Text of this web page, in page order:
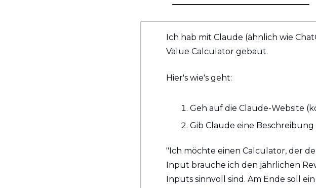
Ich hab mit Claude (ähnlich wie
Value Calculator gebaut.
Hier's wie's geht:
Geh auf die Claude-Website
Gib Claude eine
"Ich möchte einen Calculator, der
Input brauche ich den jährlichen
Inputs sinnvoll sind. Am Ende soll